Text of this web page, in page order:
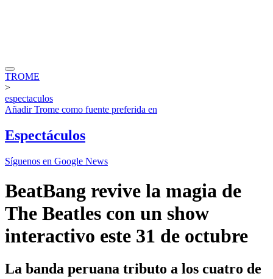
TROME
>
espectaculos
AñadirTrome como fuente preferida en
Espectáculos
Síguenos en Google News
BeatBang revive la magia de
The Beatles con un show
interactivo este 31 de octubre
La banda peruana tributo a los cuatro de